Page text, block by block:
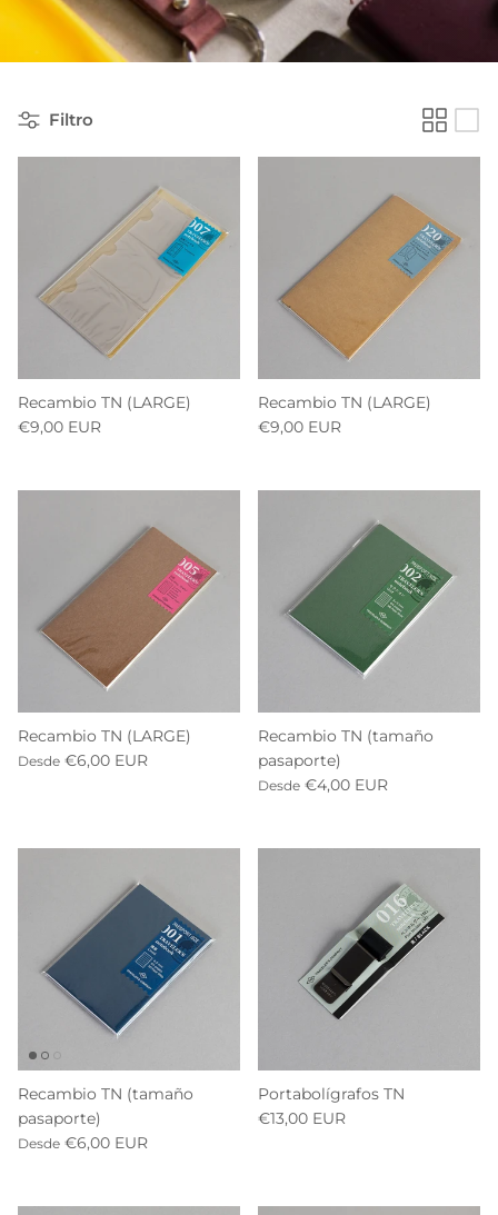
Filtro
Recambio TN (LARGE)
€9,00 EUR
Recambio TN (LARGE)
€9,00 EUR
Recambio TN (LARGE)
Desde €6,00 EUR
Recambio TN (tamaño
pasaporte)
Desde €4,00 EUR
Recambio TN (tamaño
pasaporte)
Desde €6,00 EUR
Portabolígrafos TN
€13,00 EUR